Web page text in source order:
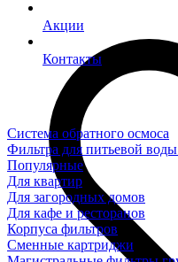
Акции
Контакты
Система обратного осмоса
Фильтра для питьевой
Популярные
Для квартир
Для загородных домов
Для кафе и ресторанов
Корпуса фильтров
Сменные картриджи